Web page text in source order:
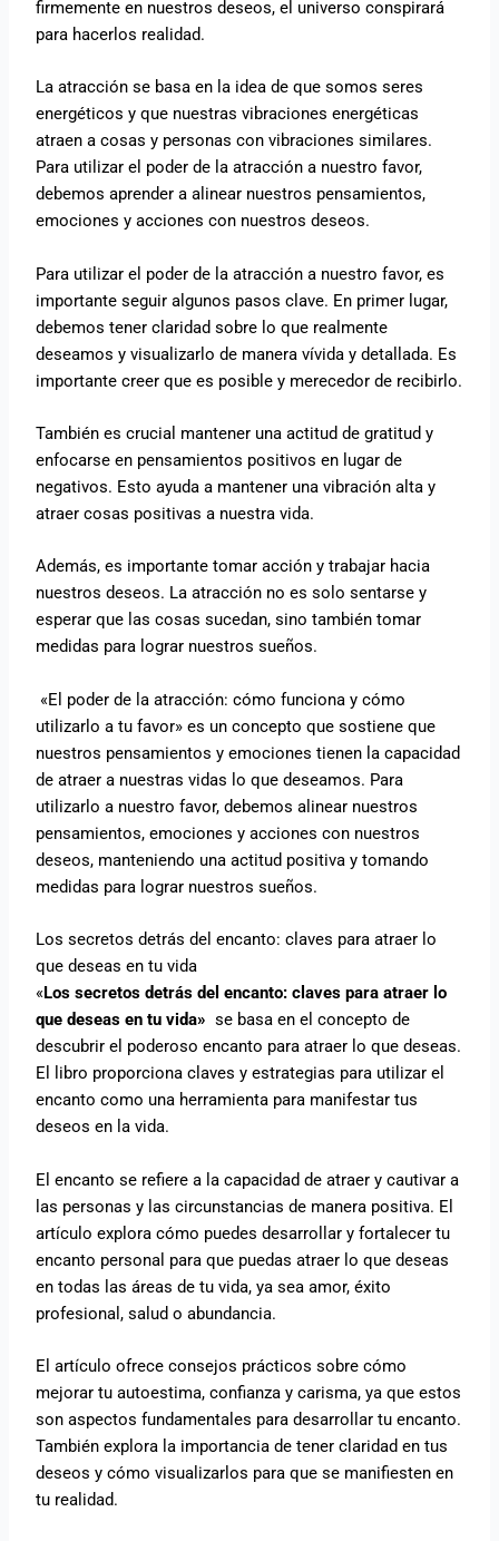
firmemente en nuestros deseos, el universo conspirará
para hacerlos realidad.
La atracción se basa en la idea de que somos seres
energéticos y que nuestras vibraciones energéticas
atraen a cosas y personas con vibraciones similares.
Para utilizar el poder de la atracción a nuestro favor,
debemos aprender a alinear nuestros pensamientos,
emociones y acciones con nuestros deseos.
Para utilizar el poder de la atracción a nuestro favor, es
importante seguir algunos pasos clave. En primer lugar,
debemos tener claridad sobre lo que realmente
deseamos y visualizarlo de manera vívida y detallada. Es
importante creer que es posible y merecedor de recibirlo.
También es crucial mantener una actitud de gratitud y
enfocarse en pensamientos positivos en lugar de
negativos. Esto ayuda a mantener una vibración alta y
atraer cosas positivas a nuestra vida.
Además, es importante tomar acción y trabajar hacia
nuestros deseos. La atracción no es solo sentarse y
esperar que las cosas sucedan, sino también tomar
medidas para lograr nuestros sueños.
«El poder de la atracción: cómo funciona y cómo
utilizarlo a tu favor» es un concepto que sostiene que
nuestros pensamientos y emociones tienen la capacidad
de atraer a nuestras vidas lo que deseamos. Para
utilizarlo a nuestro favor, debemos alinear nuestros
pensamientos, emociones y acciones con nuestros
deseos, manteniendo una actitud positiva y tomando
medidas para lograr nuestros sueños.
Los secretos detrás del encanto: claves para atraer lo
que deseas en tu vida
«Los secretos detrás del encanto: claves para atraer lo
que deseas en tu vida» se basa en el concepto de
descubrir el poderoso encanto para atraer lo que deseas.
El libro proporciona claves y estrategias para utilizar el
encanto como una herramienta para manifestar tus
deseos en la vida.
El encanto se refiere a la capacidad de atraer y cautivar a
las personas y las circunstancias de manera positiva. El
artículo explora cómo puedes desarrollar y fortalecer tu
encanto personal para que puedas atraer lo que deseas
en todas las áreas de tu vida, ya sea amor, éxito
profesional, salud o abundancia.
El artículo ofrece consejos prácticos sobre cómo
mejorar tu autoestima, confianza y carisma, ya que estos
son aspectos fundamentales para desarrollar tu encanto.
También explora la importancia de tener claridad en tus
deseos y cómo visualizarlos para que se manifiesten en
tu realidad.